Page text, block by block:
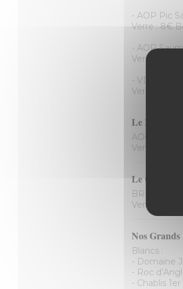
- AOP Pic
Verre : 8€
- AOP
Verre : 8,5€
- VDF : «
Verre : 8,5€
Le Rosé :
AOC Pays
Verre : 8€
Le
BRUT : «
Verre : 12€
Nos
Blancs :
- Domaine
- Roc
- Chablis